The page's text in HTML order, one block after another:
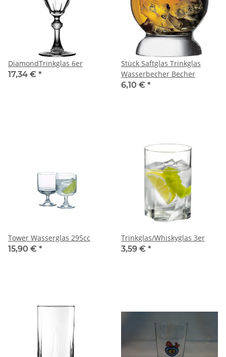
DiamondTrinkglas 6er
17,34 € *
Stück Saftglas Trinkglas
Wasserbecher Becher
6,10 € *
Tower Wasserglas 295cc
15,90 € *
Trinkglas/Whiskyglas 3er
3,59 € *